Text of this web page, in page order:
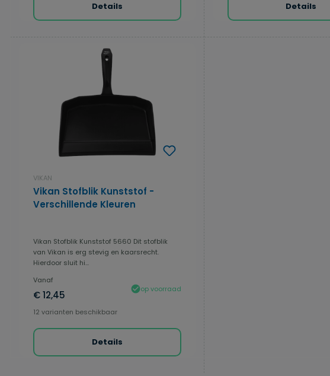
Details Details
VIKAN
Vikan Stofblik Kunststof -
Verschillende Kleuren
Vikan Stofblik Kunststof 5660 Dit stofblik
van Vikan is erg stevig en kaarsrecht.
Hierdoor sluit hi...
Vanaf
€ 12,45
op voorraad
12 varianten beschikbaar
Details